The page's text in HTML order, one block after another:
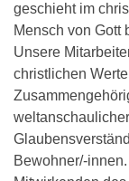
geschieht im
Mensch von Gott
Unsere
christlichen
Bewohner/-